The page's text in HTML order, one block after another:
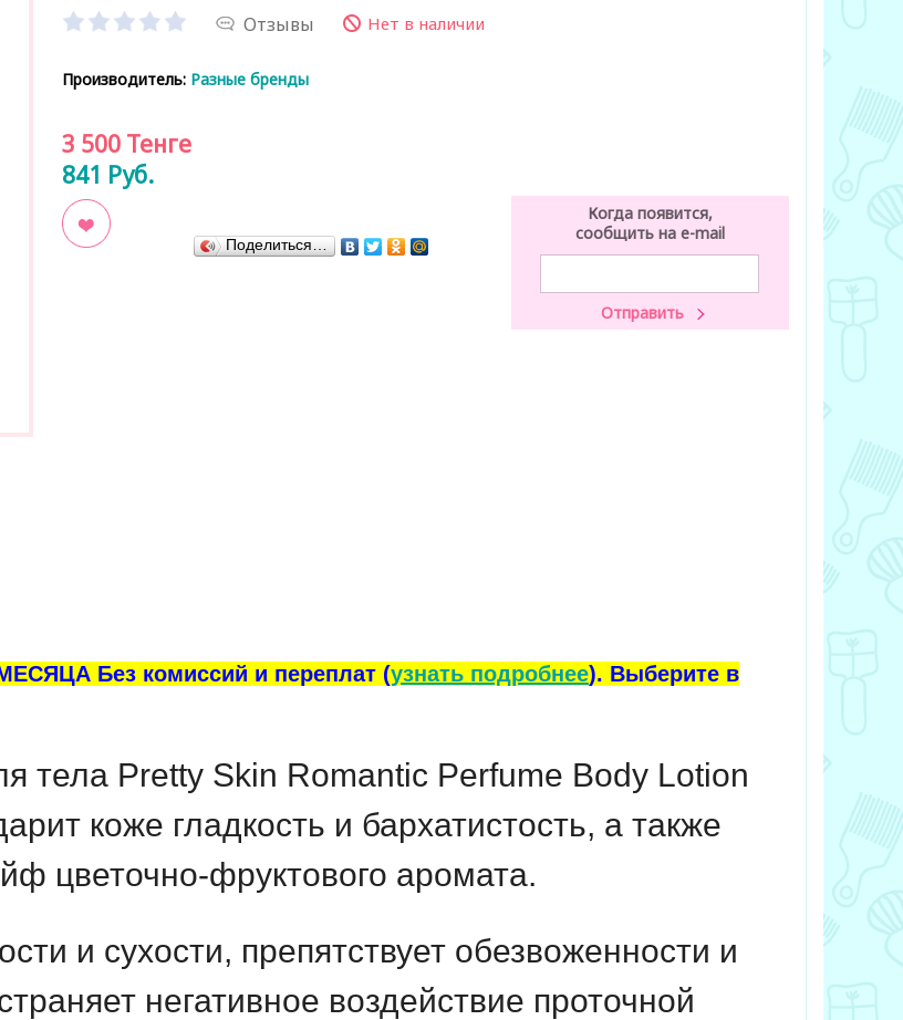
Отзывы Нет в наличии
Производитель: Разные бренды
3 500 Тенге
841 Руб.
Когда появится,
сообщить на e-mail
Поделиться…
Без комиссий и переплат (узнать подробнее). Выберите в
Pretty Skin Romantic Perfume Body Lotion
коже гладкость и бархатистость, а также
цветочно-фруктового аромата.
и сухости, препятствует обезвоженности и
негативное воздействие проточной